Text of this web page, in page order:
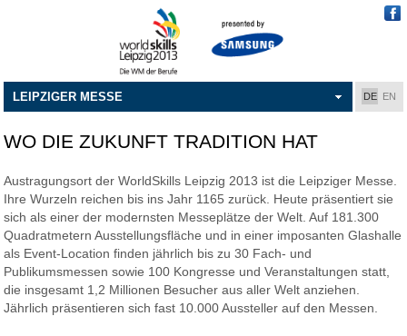
DE EN
LEIPZIGER MESSE
WO DIE ZUKUNFT TRADITION HAT
Austragungsort der WorldSkills Leipzig 2013 ist die Leipziger Messe.
Ihre Wurzeln reichen bis ins Jahr 1165 zurück. Heute präsentiert sie
sich als einer der modernsten Messeplätze der Welt. Auf 181.300
Quadratmetern Ausstellungsfläche und in einer imposanten Glashalle
als Event-Location finden jährlich bis zu 30 Fach- und
Publikumsmessen sowie 100 Kongresse und Veranstaltungen statt,
die insgesamt 1,2 Millionen Besucher aus aller Welt anziehen.
Jährlich präsentieren sich fast 10.000 Aussteller auf den Messen.